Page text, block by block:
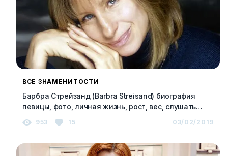
ВСЕ ЗНАМЕНИТОСТИ
Барбра Стрейзанд (Barbra Streisand) биография
певицы, фото, личная жизнь, рост, вес, слушать
песни онлайн 2023
953 15 03/02/2019